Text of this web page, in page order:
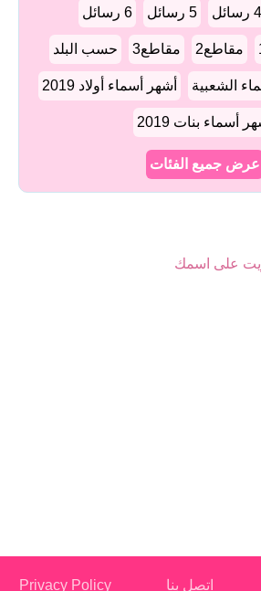
4 رسائل 5 رسائل 6 رسائل
مقاطع2 مقاطع3 حسب البلد
الشعبية أشهر أسماء أولاد 2019
أسماء بنات 2019
عرض جميع الفئات
على اسمك
اتصل بنا Privacy Policy